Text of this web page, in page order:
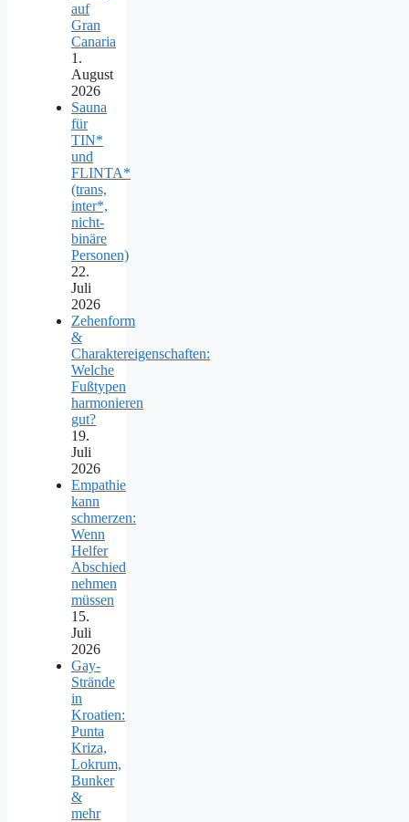
auf
Gran
Canaria
1.
August
2026
Sauna
für
TIN*
und
FLINTA*
(trans,
inter*,
nicht-
binäre
Personen)
22.
Juli
2026
Zehenform
&
Charaktereigenschaften:
Welche
Fußtypen
harmonieren
gut?
19.
Juli
2026
Empathie
kann
schmerzen:
Wenn
Helfer
Abschied
nehmen
müssen
15.
Juli
2026
Gay-
Strände
in
Kroatien:
Punta
Kriza,
Lokrum,
Bunker
&
mehr